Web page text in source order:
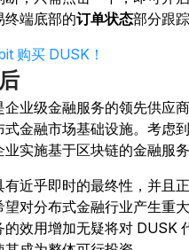
终端底部的订单状态部分跟
购买 DUSK！
企业级金融服务的领先供应
式金融市场基础设施。考虑
实施基于区块链的金融服
有近乎即时的最终性，并且
望对分布式金融行业产生重
的效用增加无疑将对 DUSK